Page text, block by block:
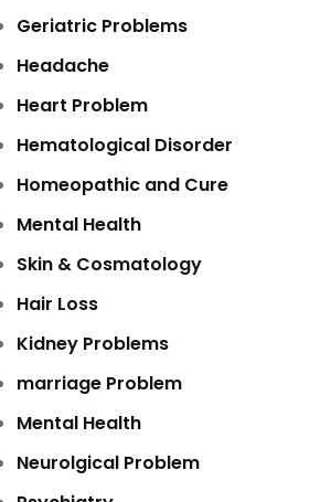
Geriatric Problems
Headache
Heart Problem
Hematological Disorder
Homeopathic and Cure
Mental Health
Skin & Cosmatology
Hair Loss
Kidney Problems
marriage Problem
Mental Health
Neurolgical Problem